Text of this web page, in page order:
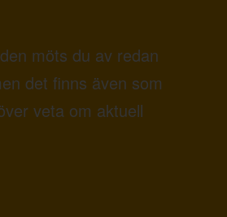
möts du av redan
det finns även som
veta om aktuell